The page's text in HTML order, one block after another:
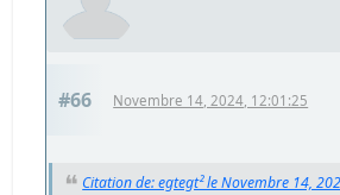
#66 Novembre 14, 2024, 12:01:25
Citation de: egtegt² le Novembre 14,